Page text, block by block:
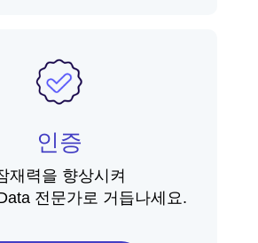
인증
재력을 향상시켜
전문가로 거듭나세요.